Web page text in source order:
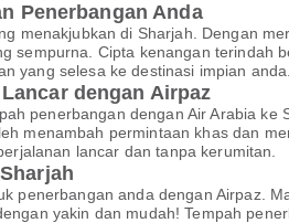
Penerbangan Anda
menakjubkan di Sharjah. Dengan
sempurna. Cipta kenangan terindah
yang selesa ke destinasi impian anda.
dengan Airpaz
penerbangan dengan Air Arabia
menambah permintaan khas dan
lancar dan tanpa kerumitan.
penerbangan anda dengan Airpaz.
yakin dan mudah! Tempah